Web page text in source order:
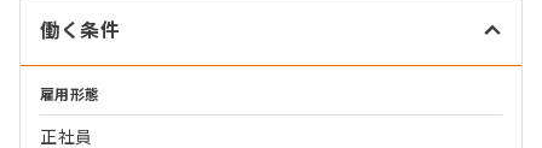
働く条件
雇用形態
正社員